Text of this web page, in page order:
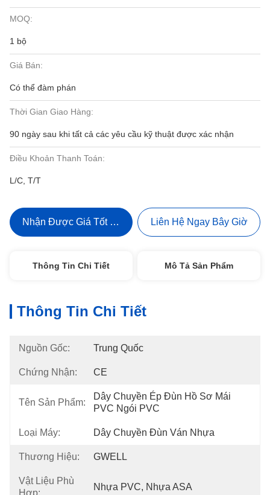
MOQ:
1 bộ
Giá Bán:
Có thể đàm phán
Thời Gian Giao Hàng:
90 ngày sau khi tất cả các yêu cầu kỹ thuật được xác nhận
Điều Khoản Thanh Toán:
L/C, T/T
Nhận Được Giá Tốt Nhất Liên Hệ Ngay Bây Giờ
Thông Tin Chi Tiết Mô Tả Sản Phẩm
Thông Tin Chi Tiết
Nguồn Gốc: Trung Quốc
Chứng Nhận: CE
Tên Sản Phẩm:
Dây Chuyền Ép Đùn Hồ Sơ Mái
PVC Ngói PVC
Loại Máy: Dây Chuyền Đùn Ván Nhựa
Thương Hiệu: GWELL
Vật Liệu Phù
Hợp:
Nhựa PVC, Nhựa ASA